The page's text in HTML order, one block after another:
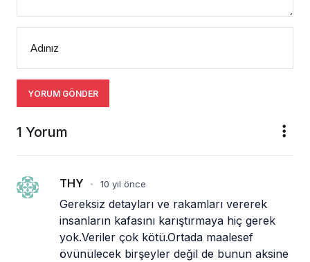
Adınız
YORUM GÖNDER
1 Yorum
THY • 10 yıl önce
Gereksiz detayları ve rakamları vererek
insanların kafasını karıştırmaya hiç gerek
yok.Veriler çok kötü.Ortada maalesef
övünülecek birşeyler değil de bunun aksine